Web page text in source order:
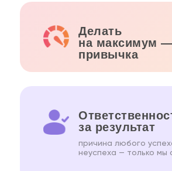
за результат
причина любого
неуспеха — только мы
Делать
на максимум
привычка